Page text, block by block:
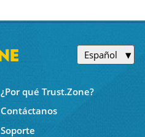
Español
¿Por qué Trust.Zone?
Contáctanos
Soporte